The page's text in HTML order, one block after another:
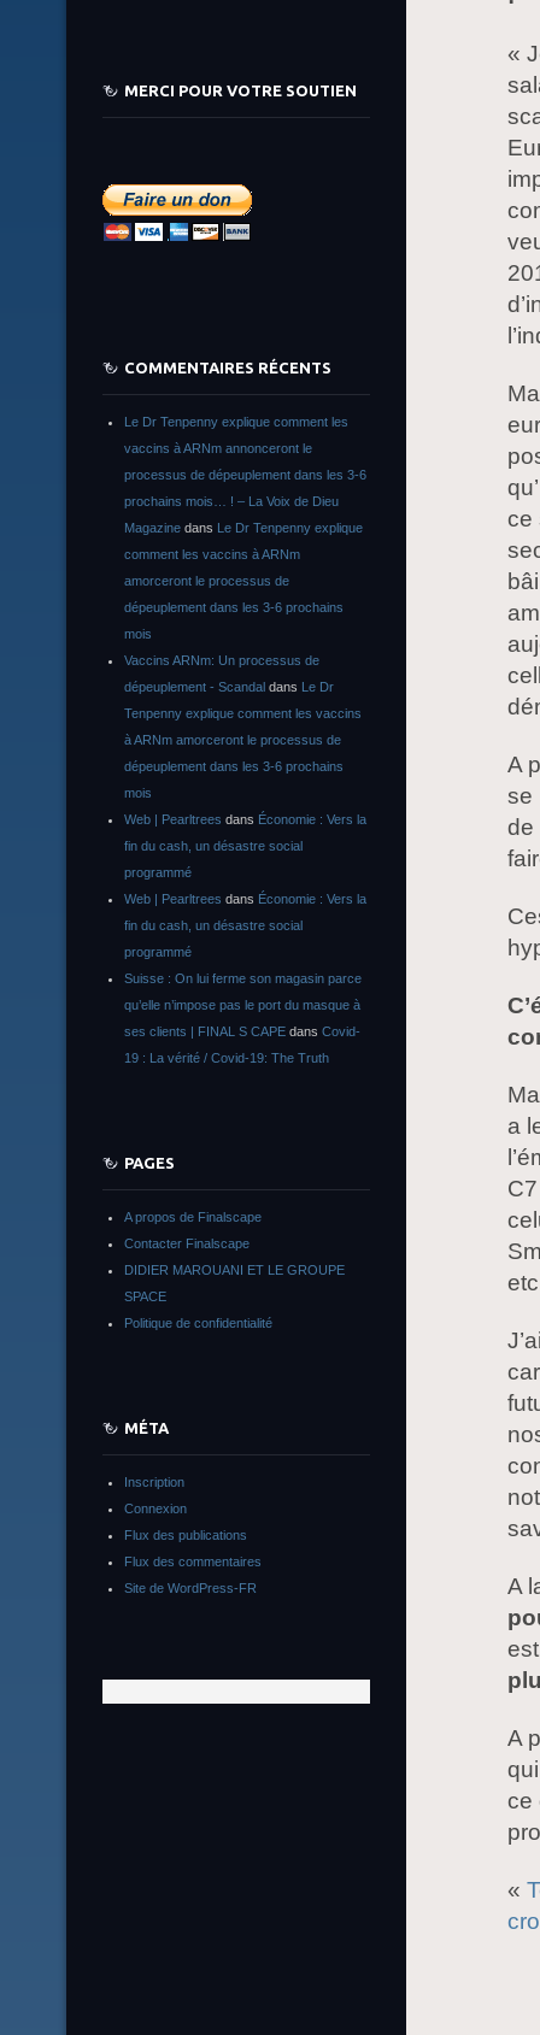
«
ce
A
se
de
a
A
A
ce
«
MERCI POUR VOTRE SOUTIEN
COMMENTAIRES RÉCENTS
Le Dr Tenpenny explique comment les
vaccins à ARNm annonceront le
processus de dépeuplement dans les 3-6
prochains mois… ! – La Voix de Dieu
Magazine dans Le Dr Tenpenny explique
comment les vaccins à ARNm
amorceront le processus de
dépeuplement dans les 3-6 prochains
mois
Vaccins ARNm: Un processus de
dépeuplement - Scandal dans Le Dr
Tenpenny explique comment les vaccins
à ARNm amorceront le processus de
dépeuplement dans les 3-6 prochains
mois
Web | Pearltrees dans Économie : Vers la
fin du cash, un désastre social
programmé
Web | Pearltrees dans Économie : Vers la
fin du cash, un désastre social
programmé
Suisse : On lui ferme son magasin parce
qu’elle n’impose pas le port du masque à
ses clients | FINAL S CAPE dans Covid-
19 : La vérité / Covid-19: The Truth
PAGES
A propos de Finalscape
Contacter Finalscape
DIDIER MAROUANI ET LE GROUPE
SPACE
Politique de confidentialité
MÉTA
Inscription
Connexion
Flux des publications
Flux des commentaires
Site de WordPress-FR